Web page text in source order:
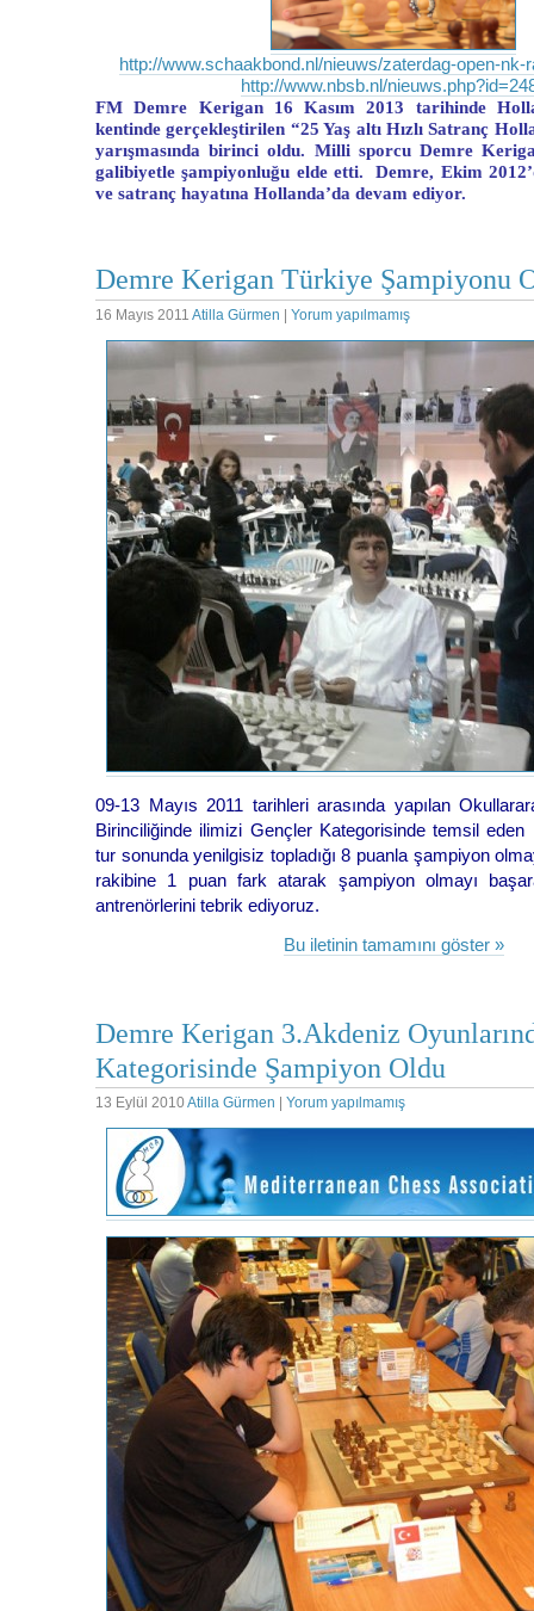
http://www.schaakbond.nl/nieuws/zaterdag-open-nk-
http://www.nbsb.nl/nieuws.php?
FM Demre Kerigan 16 Kasım 2013 tarihinde
kentinde gerçekleştirilen “25 Yaş altı Hızlı Satranç
yarışmasında birinci oldu. Milli sporcu Demre
galibiyetle şampiyonluğu elde etti. Demre, Ekim
ve satranç hayatına Hollanda’da devam ediyor.
Demre Kerigan Türkiye Şampiyonu
16 Mayıs 2011 Atilla Gürmen | Yorum yapılmamış
09-13 Mayıs 2011 tarihleri arasında yapılan
Birinciliğinde ilimizi Gençler Kategorisinde temsil
tur sonunda yenilgisiz topladığı 8 puanla şampiyon
rakibine 1 puan fark atarak şampiyon olmayı
antrenörlerini tebrik ediyoruz.
Bu iletinin tamamını göster »
Demre Kerigan 3.Akdeniz
Kategorisinde Şampiyon Oldu
13 Eylül 2010Atilla Gürmen Yorum yapılmamış